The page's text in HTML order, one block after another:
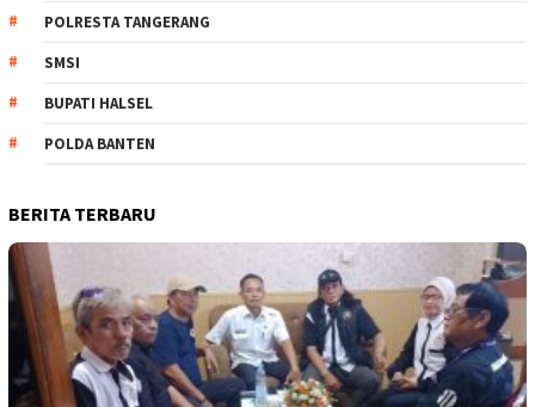
POLRESTA TANGERANG
SMSI
BUPATI HALSEL
POLDA BANTEN
BERITA TERBARU